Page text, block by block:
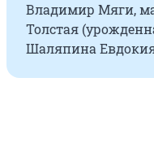
Владимир Мяги,
Толстая
Шаляпина